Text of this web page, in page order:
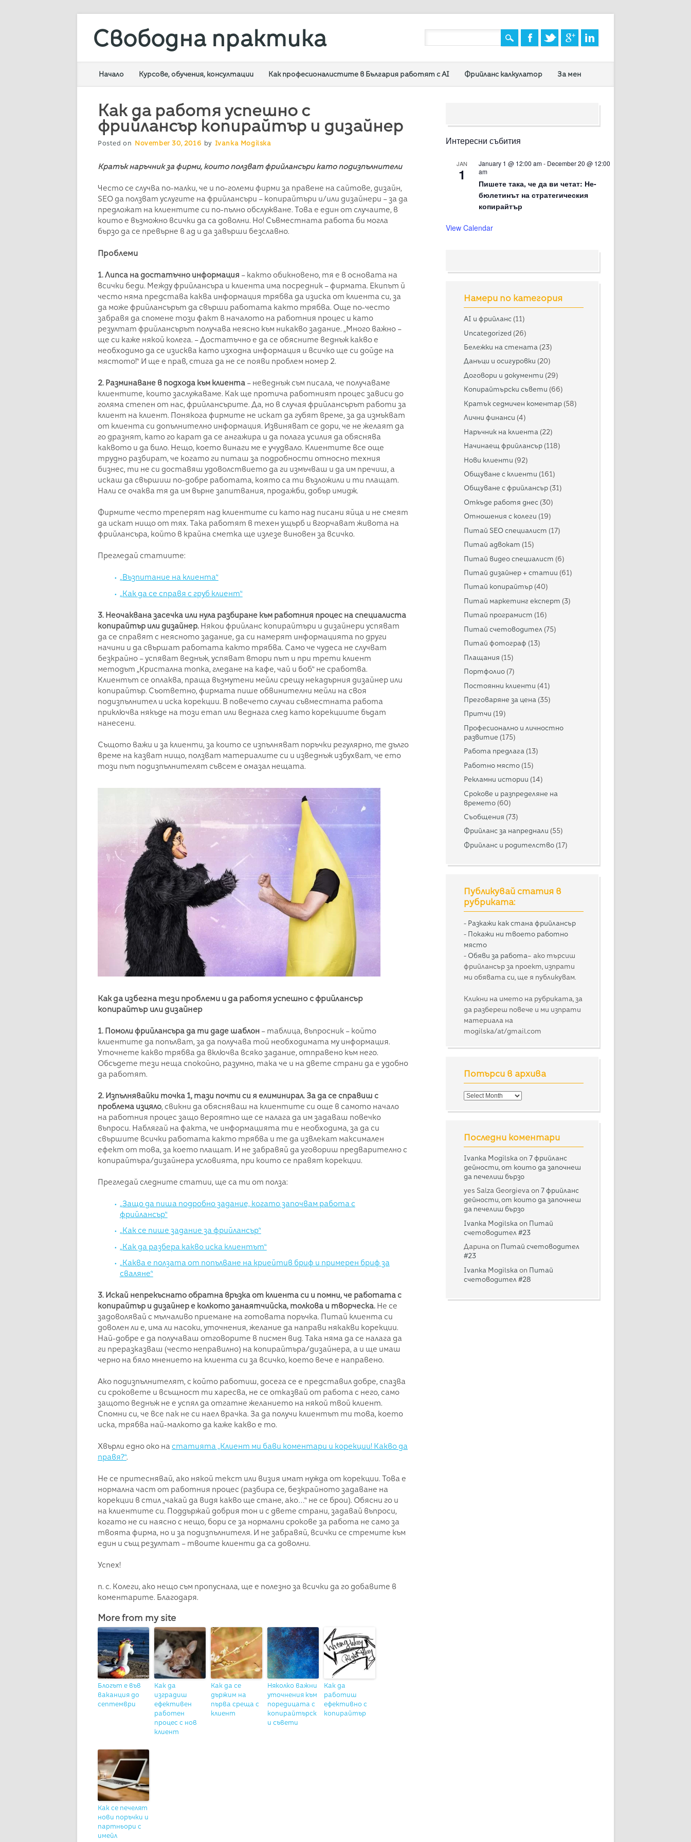
Свободна практика
Main menu
content
Начало Курсове, обучения, консултации Как професионалистите в България работят с AI Фрийланс калкулатор За мен
Как да работя успешно с
фрийлансър копирайтър и дизайнер
Posted on November 30, 2016 by Ivanka Mogilska
Кратък наръчник за фирми, които ползват фрийлансъри като подизпълнители
Често се случва по-малки, че и по-големи фирми за правене на сайтове, дизайн,
SEO да ползват услугите на фрийлансъри – копирайтъри и/или дизайнери – за да
предложат на клиентите си по-пълно обслужване. Това е един от случаите, в
които е възможно всички да са доволни. Но! Съвместната работа би могла
бързо да се превърне в ад и да завърши безславно.
Проблеми
1. Липса на достатъчно информация – както обикновено, тя е в основата на
всички беди. Между фрийлансъра и клиента има посредник – фирмата. Екипът й
често няма представа каква информация трябва да изиска от клиента си, за
да може фрийлансърът да свърши работата както трябва. Още по-често
забравя да спомене този факт в началото на работния процес и като
резултат фрийлансърът получава неясно към никакво задание. „Много важно –
ще си каже някой колега. – Достатъчно е да се обясните веднъж какво е
необходимо да се изисква като изходна информация и всичко ще си дойде на
мястото!“ И ще е прав, стига да не се появи проблем номер 2.
2. Разминаване в подхода към клиента – неведнъж съм писала, че получаваме
клиентите, които заслужаваме. Как ще протича работният процес зависи до
голяма степен от нас, фрийлансърите. Да, но в случая фрийлансърът работи за
клиент на клиент. Понякога фирмите не искат да губят време, за да измъкват
от клиента си допълнително информация. Извиняват се дори, че не желаят да
го дразнят, като го карат да се ангажира и да полага усилия да обяснява
каквото и да било. Нещо, което винаги ме е учудвало. Клиентите все още
трудно разбират, че когато ги питаш за подробности относно техния
бизнес, ти не си доставяш удоволствието да ги измъчваш и да им пречиш, а
искаш да свършиш по-добре работата, която са ти възложили и ти плащат.
Нали се очаква тя да им върне запитвания, продажби, добър имидж.
Фирмите често треперят над клиентите си като над писани яйца и не смеят
да искат нищо от тях. Така работят в техен ущърб и вгорчават живота на
фрийлансъра, който в крайна сметка ще излезе виновен за всичко.
Прегледай статиите:
„Възпитание на клиента“
„Как да се справя с груб клиент“
3. Неочаквана засечка или нула разбиране към работния процес на специалиста
копирайтър или дизайнер. Някои фрийланс копирайтъри и дизайнери успяват
да се справят с неясното задание, да си намерят информацията по други
начини и да свършат работата както трябва. Само че чудеса не случват
безкрайно – успяват веднъж, успяват втори път и при трети клиент
методът „Кристална топка, гледане на кафе, чай и боб“ не сработва.
Клиентът се оплаква, праща възмутени мейли срещу некадърния дизайнер или
копирайтър. Съответно, фирмата пише обвинителни мейли на своя
подизпълнител и иска корекции. В повечето случаи съвместната работа
приключва някъде на този етап или веднага след като корекциите бъдат
нанесени.
Същото важи и за клиенти, за които се изпълняват поръчки регулярно, те дълго
време на казват нищо, ползват материалите си и изведнъж избухват, че ето
този път подизпълнителят съвсем е омазал нещата.
Как да избегна тези проблеми и да работя успешно с фрийлансър
копирайтър или дизайнер
1. Помоли фрийлансъра да ти даде шаблон – таблица, въпросник – който
клиентите да попълват, за да получава той необходимата му информация.
Уточнете какво трябва да включва всяко задание, отправено към него.
Обсъдете тези неща спокойно, разумно, така че и на двете страни да е удобно
да работят.
2. Изпълнявайки точка 1, тази почти си я елиминирал. За да се справиш с
проблема изцяло, свикни да обясняваш на клиентите си още в самото начало
на работния процес защо вероятно ще се налага да им задаваш повечко
въпроси. Наблягай на факта, че информацията ти е необходима, за да си
свършите всички работата както трябва и те да извлекат максимален
ефект от това, за което плащат. И не забравяй да уговориш предварително с
копирайтъра/дизайнера условията, при които се правят корекции.
Прегледай следните статии, ще са ти от полза:
„Защо да пиша подробно задание, когато започвам работа с
фрийлансър“
„Как се пише задание за фрийлансър“
„Как да разбера какво иска клиентът“
„Каква е ползата от попълване на криейтив бриф и примерен бриф за
сваляне“
3. Искай непрекъснато обратна връзка от клиента си и помни, че работата с
копирайтър и дизайнер е колкото занаятчийска, толкова и творческа. Не се
задоволявай с мълчаливо приемане на готовата поръчка. Питай клиента си
доволен ли е, има ли насоки, уточнения, желание да направи някакви корекции.
Най-добре е да получаваш отговорите в писмен вид. Така няма да се налага да
ги преразказваш (често неправилно) на копирайтъра/дизайнера, а и ще имаш
черно на бяло мнението на клиента си за всичко, което вече е направено.
Ако подизпълнителят, с който работиш, досега се е представил добре, спазва
си сроковете и всъщност ти харесва, не се отказвай от работа с него, само
защото веднъж не е успял да отгатне желанието на някой твой клиент.
Спомни си, че все пак не си наел врачка. За да получи клиентът ти това, което
иска, трябва най-малкото да каже какво е то.
Хвърли едно око на статията „Клиент ми бави коментари и корекции! Какво да
правя?“.
Не се притеснявай, ако някой текст или визия имат нужда от корекции. Това е
нормална част от работния процес (разбира се, безкрайното задаване на
корекции в стил „чакай да видя какво ще стане, ако…“ не се брои). Обясни го и
на клиентите си. Поддържай добрия тон и с двете страни, задавай въпроси,
когато не си наясно с нещо, бори се за нормални срокове за работа не само за
твоята фирма, но и за подизпълнителя. И не забравяй, всички се стремите към
един и същ резултат – твоите клиенти да са доволни.
Успех!
п. с. Колеги, ако нещо съм пропуснала, ще е полезно за всички да го добавите в
коментарите. Благодаря.
More from my site
Блогът е във
ваканция до
септември
Как да
изградиш
ефективен
работен
процес с нов
клиент
Как да се
държим на
първа среща с
клиент
Няколко важни
уточнения към
поредицата с
копирайтърск
и съвети
Как да
работиш
ефективно с
копирайтър
Как се печелят
нови поръчки и
партньори с
имейл
Интересни събития
JAN
1
January 1 @ 12:00 am- December 20 @ 12:00
am
Пишете така, че да ви четат: Не-
бюлетинът на стратегическия
копирайтър
View Calendar
Намери по категория
AI и фрийланс (11)
Uncategorized (26)
Бележки на стената (23)
Данъци и осигуровки (20)
Договори и документи (29)
Копирайтърски съвети (66)
Кратък седмичен коментар (58)
Лични финанси (4)
Наръчник на клиента (22)
Начинаещ фрийлансър (118)
Нови клиенти (92)
Общуване с клиенти (161)
Общуване с фрийлансър (31)
Откъде работя днес (30)
Отношения с колеги (19)
Питай SEO специалист (17)
Питай адвокат (15)
Питай видео специалист (6)
Питай дизайнер + статии (61)
Питай копирайтър (40)
Питай маркетинг експерт (3)
Питай програмист (16)
Питай счетоводител (75)
Питай фотограф (13)
Плащания (15)
Портфолио (7)
Постоянни клиенти (41)
Преговаряне за цена (35)
Притчи (19)
Професионално и личностно
развитие (175)
Работа предлага (13)
Работно място (15)
Рекламни истории (14)
Срокове и разпределяне на
времето (60)
Съобщения (73)
Фрийланс за напреднали (55)
Фрийланс и родителство (17)
Публикувай статия в
рубриката:
- Разкажи как стана фрийлансър
- Покажи ни твоето работно
място
- Обяви за работа– ако търсиш
фрийлансър за проект, изпрати
ми обявата си, ще я публикувам.
Кликни на името на рубриката, за
да разбереш повече и ми изпрати
материала на
mogilska/at/gmail.com
Потърси в архива
Потърси
Последни коментари
Ivanka Mogilska on7 фрийланс
дейности, от които да започнеш
да печелиш бързо
yes Salza Georgievaon7 фрийланс
дейности, от които да започнеш
да печелиш бързо
Ivanka Mogilska on Питай
счетоводител #23
Дарина on Питай счетоводител
#23
Ivanka Mogilska on Питай
счетоводител #28